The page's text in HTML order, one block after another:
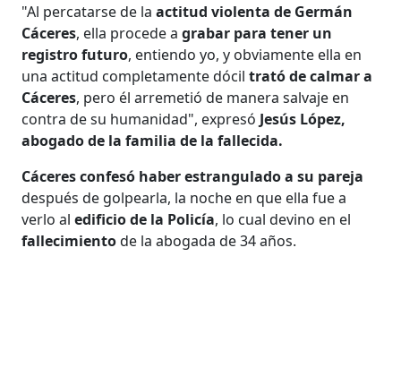
"Al percatarse de laactitud violenta de Germán
Cáceres, ella procede a grabar para tener un
registro futuro, entiendo yo, y obviamente ella en
una actitud completamente dócil trató de calmar a
Cáceres, pero él arremetió de manera salvaje en
contra de su humanidad", expresó Jesús López,
abogado de la familia de la fallecida.
Cáceres confesó haber estrangulado a su pareja
después de golpearla, la noche en que ella fue a
verlo aledificio de la Policía, lo cual devino en el
fallecimientode la abogada de 34 años.